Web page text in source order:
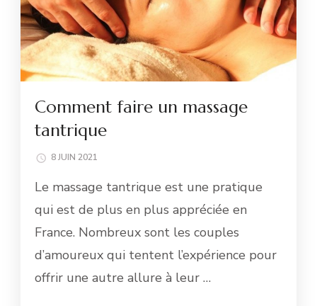
Comment faire un massage
tantrique
8 JUIN 2021
Le massage tantrique est une pratique
qui est de plus en plus appréciée en
France. Nombreux sont les couples
d’amoureux qui tentent l’expérience pour
offrir une autre allure à leur …